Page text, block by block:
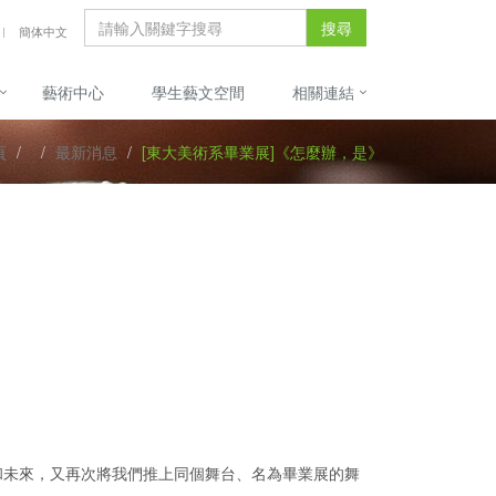
簡体中文 搜尋
藝術中心 學生藝文空間 相關連結
最新消息 [東大美術系畢業展]《怎麼辦，是》
來，又再次將我們推上同個舞台、名為畢業展的舞